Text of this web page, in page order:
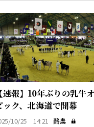
【速報】10年ぶりの乳牛
ック、北海道で開幕
10/25 14:21 酪農